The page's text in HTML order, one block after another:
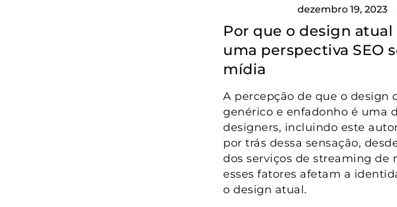
dezembro 19, 2023
Por que o design
uma perspectiva SEO
mídia
A percepção de que o design
genérico e enfadonho é uma
designers, incluindo este
por trás dessa sensação,
dos serviços de streaming de
esses fatores afetam a
o design atual.